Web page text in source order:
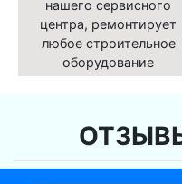
нашего сервисного
центра, ремонтирует
любое строительное
оборудование